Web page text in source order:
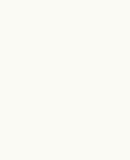
réinterprétation de
notamment par
propose, dans « Le
discipline des
sur l’influence des
littéraire, mais
approche